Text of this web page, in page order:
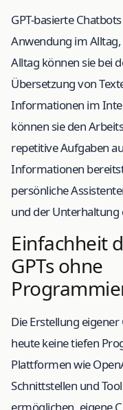
GPT-basierte
Anwendung im
Alltag können sie bei
Übersetzung von
Informationen im
können sie den
repetitive Aufgaben
Informationen
persönliche
und der Unterhaltung
Einfachheit
GPTs ohne
Die Erstellung
heute keine tiefen
Plattformen wie
Schnittstellen und